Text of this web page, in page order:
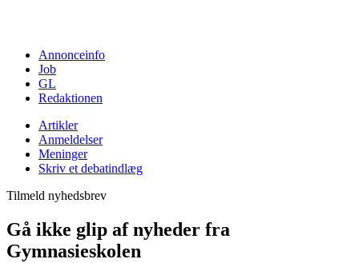
Annonceinfo
Job
GL
Redaktionen
Artikler
Anmeldelser
Meninger
Skriv et debatindlæg
Tilmeld nyhedsbrev
Gå ikke glip af nyheder fra
Gymnasieskolen